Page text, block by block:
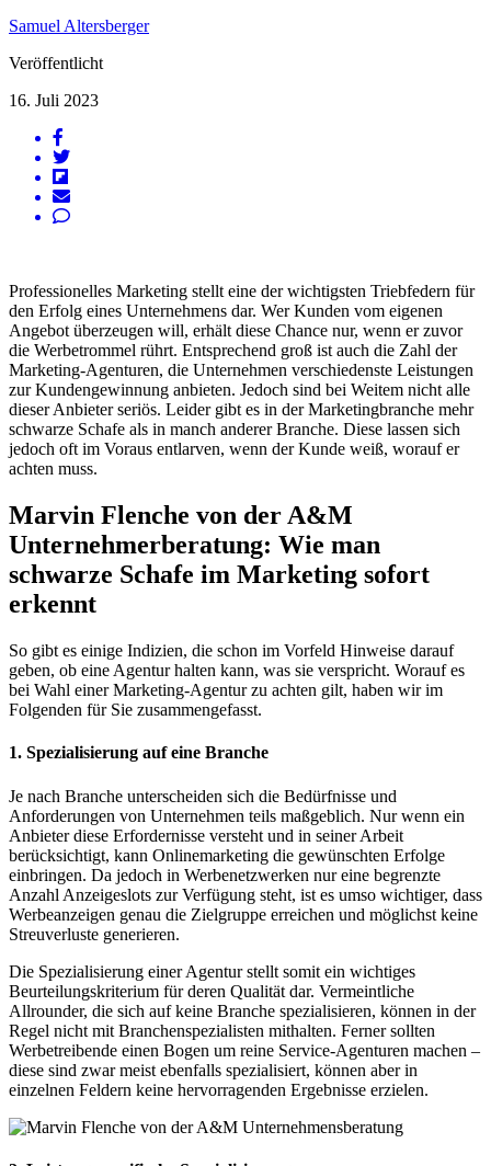
Samuel Altersberger
Veröffentlicht
16. Juli 2023
Professionelles Marketing stellt eine der wichtigsten Triebfedern für
den Erfolg eines Unternehmens dar. Wer Kunden vom eigenen
Angebot überzeugen will, erhält diese Chance nur, wenn er zuvor
die Werbetrommel rührt. Entsprechend groß ist auch die Zahl der
Marketing-Agenturen, die Unternehmen verschiedenste Leistungen
zur Kundengewinnung anbieten. Jedoch sind bei Weitem nicht alle
dieser Anbieter seriös. Leider gibt es in der Marketingbranche mehr
schwarze Schafe als in manch anderer Branche. Diese lassen sich
jedoch oft im Voraus entlarven, wenn der Kunde weiß, worauf er
achten muss.
Marvin Flenche von der A&M
Unternehmerberatung: Wie man
schwarze Schafe im Marketing sofort
erkennt
So gibt es einige Indizien, die schon im Vorfeld Hinweise darauf
geben, ob eine Agentur halten kann, was sie verspricht. Worauf es
bei Wahl einer Marketing-Agentur zu achten gilt, haben wir im
Folgenden für Sie zusammengefasst.
1. Spezialisierung auf eine Branche
Je nach Branche unterscheiden sich die Bedürfnisse und
Anforderungen von Unternehmen teils maßgeblich. Nur wenn ein
Anbieter diese Erfordernisse versteht und in seiner Arbeit
berücksichtigt, kann Onlinemarketing die gewünschten Erfolge
einbringen. Da jedoch in Werbenetzwerken nur eine begrenzte
Anzahl Anzeigeslots zur Verfügung steht, ist es umso wichtiger, dass
Werbeanzeigen genau die Zielgruppe erreichen und möglichst keine
Streuverluste generieren.
Die Spezialisierung einer Agentur stellt somit ein wichtiges
Beurteilungskriterium für deren Qualität dar. Vermeintliche
Allrounder, die sich auf keine Branche spezialisieren, können in der
Regel nicht mit Branchenspezialisten mithalten. Ferner sollten
Werbetreibende einen Bogen um reine Service-Agenturen machen –
diese sind zwar meist ebenfalls spezialisiert, können aber in
einzelnen Feldern keine hervorragenden Ergebnisse erzielen.